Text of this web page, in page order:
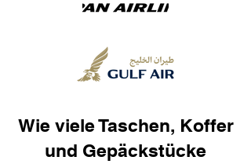
Wie viele Taschen, Koffer
und Gepäckstücke